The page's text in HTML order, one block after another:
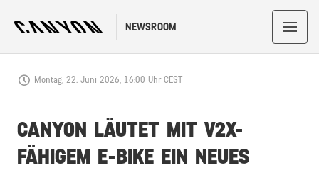
NEWSROOM
Montag, 22. Juni 2026, 16:00 Uhr CEST
CANYON LÄUTET MIT V2X-
FÄHIGEM E-BIKE EIN NEUES